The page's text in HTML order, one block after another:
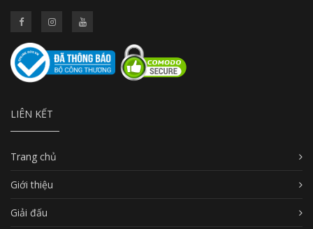
LIÊN KẾT
Trang chủ
Giới thiệu
Giải đấu